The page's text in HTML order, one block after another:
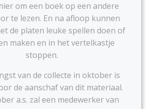
om een boek op een andere
te lezen. En na afloop kunnen
de platen leuke spellen doen of
maken en in het vertelkastje
stoppen.
van de collecte in oktober is
de aanschaf van dit materiaal.
a.s. zal een medewerker van